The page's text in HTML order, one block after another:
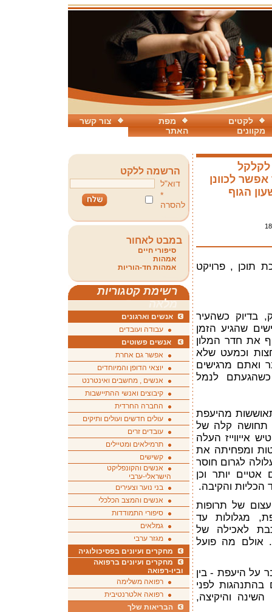
צור קשר
מפת
האתר
לקטים
מקוונים
לקלקל
לכוונן
הגוף
תוכן , פרויקט
בדיוק כשהעיר
שהגיע הזמן
את חדר המלון
וכמעט שלא
ואתם מרגישים
כשהגעתם לנמל
מהיעפת
תחושה קלה של
אייווייז העלה
ומפחיתה את
לגרום חוסר
יותר וכן
הכליות והקיבה.
של תרופות
מגלולות עד
לאכילה של
אולם מה פועל
על היעפת - בין
בהתנהגות לפני
והיקיצה,
הרשמה ללקט
דוא"ל
*
להסרה
במבט לאחור
סיפורי חיים
אמהות
אמהות חד-הוריות
רשימת קטגוריות
מלאה
אנשים וארגונים
עבודה ועובדים
אנשים פשוטים
אפשר גם אחרת
יוצאי הדופן והמיוחדים
אנשים , מחשבים ואינטרנט
קיבוצים ואנשי ההתיישבות
החברה החרדית
עולים חדשים ועולים ותיקים
עובדים זרים
תרמילאים ומטיילים
קשישים
אנשים והקונפליקט
הישראלי-ערבי
בני נוער וצעירים
אנשים והמצב הכלכלי
סיפורי התמודדות
גמלאים
מגזר ערבי
מחקרים ועיונים בפסיכולוגיה
מחקרים ועיונים ברפואה
וביו-רפואה
רפואה משלימה
רפואה אלטרנטיבית
הבריאות שלך